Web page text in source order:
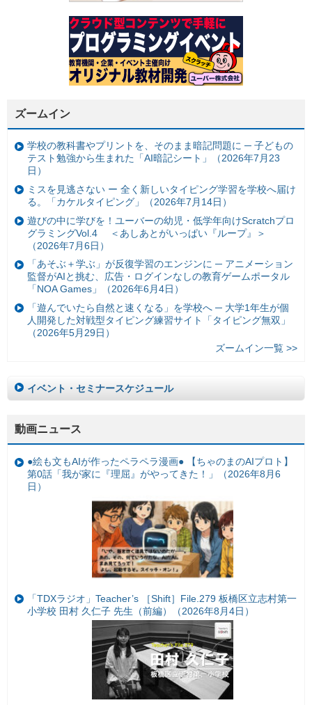
ズームイン
学校の教科書やプリントを、そのまま暗記問題に ─ 子どもの
テスト勉強から生まれた「AI暗記シート」（2026年7月23
日）
ミスを見逃さない ー 全く新しいタイピング学習を学校へ届け
る。「カケルタイピング」（2026年7月14日）
遊びの中に学びを！ユーバーの幼児・低学年向けScratchプロ
グラミングVol.4 ＜あしあとがいっぱい『ループ』＞
（2026年7月6日）
「あそぶ＋学ぶ」が反復学習のエンジンに ─ アニメーション
監督がAIと挑む、広告・ログインなしの教育ゲームポータル
「NOA Games」（2026年6月4日）
「遊んでいたら自然と速くなる」を学校へ ─ 大学1年生が個
人開発した対戦型タイピング練習サイト「タイピング無双」
（2026年5月29日）
ズームイン一覧 >>
イベント・セミナースケジュール
動画ニュース
●絵も文もAIが作ったペラペラ漫画● 【ちゃのまのAIプロト】
第0話「我が家に『理屈』がやってきた！」（2026年8月6
日）
「TDXラジオ」Teacher’s ［Shift］File.279 板橋区立志村第一
小学校 田村 久仁子 先生（前編）（2026年8月4日）